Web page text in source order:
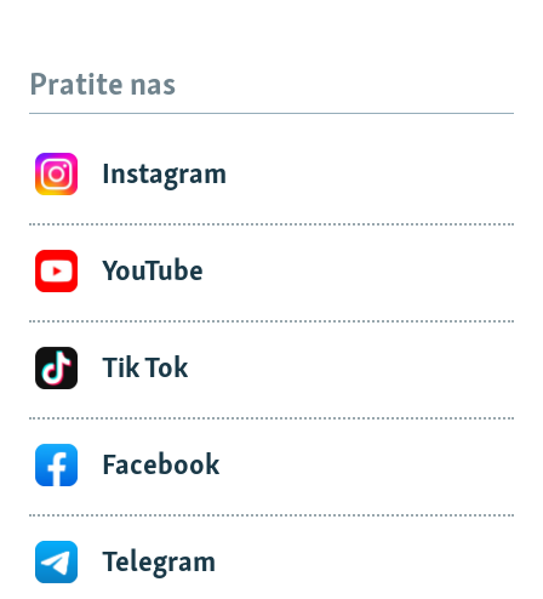
Pratite nas
Instagram
YouTube
Tik Tok
Facebook
Telegram